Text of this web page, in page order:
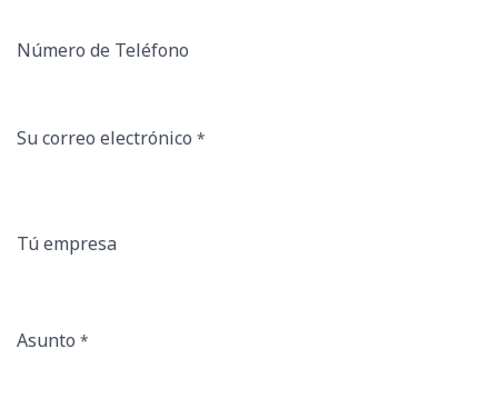
Número de Teléfono
Su correo electrónico *
Tú empresa
Asunto *